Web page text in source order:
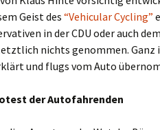
Geist des “Vehicular Cycling”
in der CDU oder auch
nichts genommen. Ganz
und flugs vom Auto
der Autofahrenden